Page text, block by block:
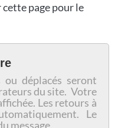
cette page pour le
déplacés seront
du site. Votre
Les retours à
Le
message.